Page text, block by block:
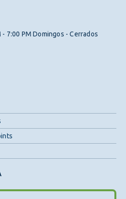
7:00 PM Domingos - Cerrados